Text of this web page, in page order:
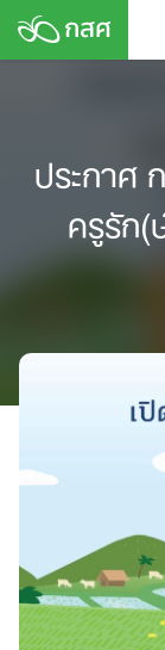
Skip
ประกาศ
ครูรัก